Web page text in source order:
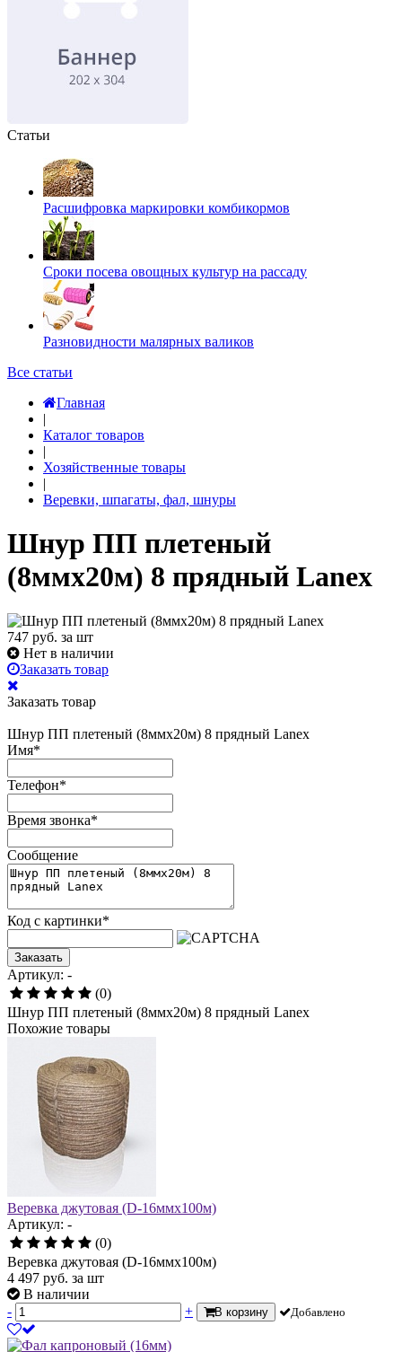
Статьи
Расшифровка маркировки комбикормов
Сроки посева овощных культур на рассаду
Разновидности малярных валиков
Все статьи
Главная
|
Каталог товаров
|
Хозяйственные товары
|
Веревки, шпагаты, фал, шнуры
Шнур ПП плетеный
(8ммх20м) 8 прядный Lanex
747 руб. за шт
Нет в наличии
Заказать товар
Заказать товар
Шнур ПП плетеный (8ммх20м) 8 прядный Lanex
Имя*
Телефон*
Время звонка*
Сообщение
Код с картинки*
Заказать
Артикул: -
(0)
Шнур ПП плетеный (8ммх20м) 8 прядный Lanex
Похожие товары
Веревка джутовая (D-16ммх100м)
Артикул: -
(0)
Веревка джутовая (D-16ммх100м)
4 497 руб. за шт
В наличии
-
+ В корзину Добавлено